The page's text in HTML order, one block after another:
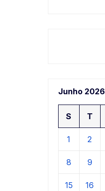
Junho 2026
S T
1 2
8 9
15 16